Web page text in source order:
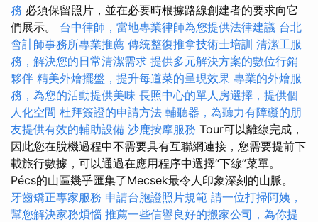
務 必須保留照片，並在必要時根據路線創建者的要求向它
們展示。 台中律師，當地專業律師為您提供法律建議 台北
會計師事務所專業推薦 傳統整復推拿技術士培訓 清潔工服
務，解決您的日常清潔需求 提供多元解決方案的數位行銷
夥伴 精美外燴擺盤，提升每道菜的呈現效果 專業的外燴服
務，為您的活動提供美味 長照中心的單人房選擇，提供個
人化空間 杜拜簽證的申請方法 輔聽器，為聽力有障礙的朋
友提供有效的輔助設備 沙鹿按摩服務 Tour可以離線完成，
因此您在脫機過程中不需要具有互聯網連接，您需要提前下
載旅行數據，可以通過在應用程序中選擇“下線”菜單。
Pécs的山區幾乎匯集了Mecsek最令人印象深刻的山脈。
牙齒矯正專家服務 申請台胞證照片規範 請一位打掃阿姨，
幫您解決家務煩惱 推薦一些信譽良好的搬家公司，為你提